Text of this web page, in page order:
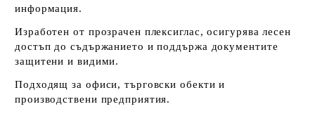
информация.
Изработен от прозрачен плексиглас, осигурява лесен
достъп до съдържанието и поддържа документите
защитени и видими.
Подходящ за офиси, търговски обекти и
производствени предприятия.